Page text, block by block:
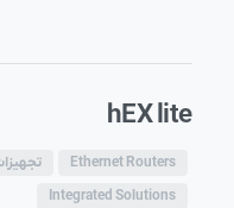
hEX lite
Ethernet Routers
Integrated Solutions